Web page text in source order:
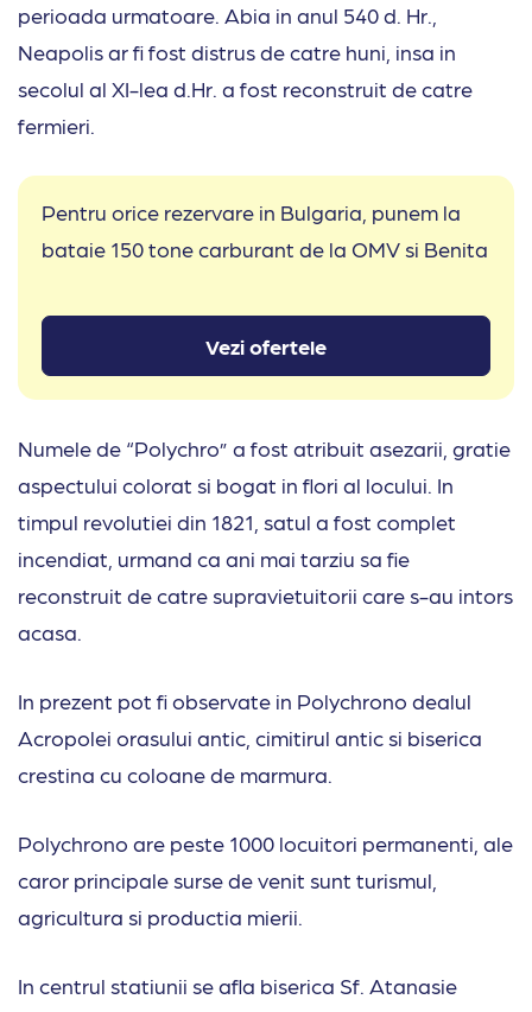
perioada urmatoare. Abia in anul 540 d. Hr.,
Neapolis ar fi fost distrus de catre huni, insa in
secolul al XI-lea d.Hr. a fost reconstruit de catre
fermieri.
Pentru orice rezervare in Bulgaria, punem la
bataie 150 tone carburant de la OMV si Benita
Vezi ofertele
Numele de “Polychro” a fost atribuit asezarii, gratie
aspectului colorat si bogat in flori al locului. In
timpul revolutiei din 1821, satul a fost complet
incendiat, urmand ca ani mai tarziu sa fie
reconstruit de catre supravietuitorii care s-au intors
acasa.
In prezent pot fi observate in Polychrono dealul
Acropolei orasului antic, cimitirul antic si biserica
crestina cu coloane de marmura.
Polychrono are peste 1000 locuitori permanenti, ale
caror principale surse de venit sunt turismul,
agricultura si productia mierii.
In centrul statiunii se afla biserica Sf. Atanasie